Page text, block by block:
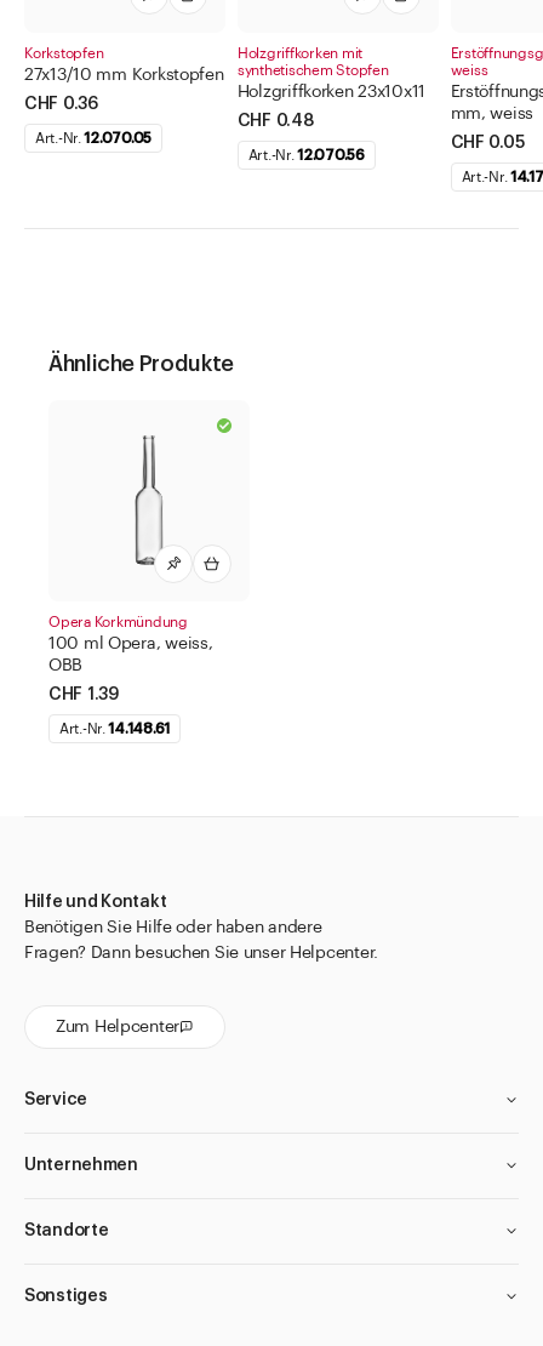
Korkstopfen
27x13/10 mm Korkstopfen
CHF 0.36
Art.-Nr.12.070.05
Holzgriffkorken mit
synthetischem Stopfen
Holzgriffkorken 23x10x11
CHF 0.48
Art.-Nr.12.070.56
weiss
mm, weiss
CHF 0.05
Art.-Nr.
Ähnliche Produkte
Opera Korkmündung
100 ml Opera, weiss,
OBB
CHF 1.39
Art.-Nr.14.148.61
Hilfe und Kontakt
Benötigen Sie Hilfe oder haben andere
Fragen? Dann besuchen Sie unser Helpcenter.
Zum Helpcenter
Service
Unternehmen
Standorte
Sonstiges